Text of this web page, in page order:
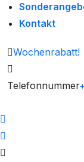
Kontakt
Wochenrabatt!
Telefonnummer